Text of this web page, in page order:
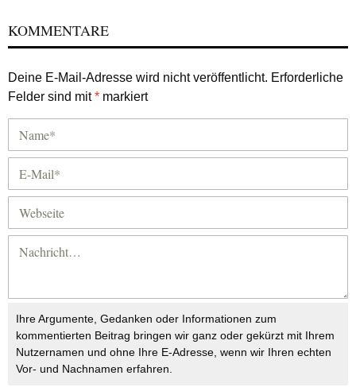
KOMMENTARE
Deine E-Mail-Adresse wird nicht veröffentlicht. Erforderliche
Felder sind mit* markiert
Ihre Argumente, Gedanken oder Informationen zum
kommentierten Beitrag bringen wir ganz oder gekürzt mit Ihrem
Nutzernamen und ohne Ihre E-Adresse, wenn wir Ihren echten
Vor- und Nachnamen erfahren.